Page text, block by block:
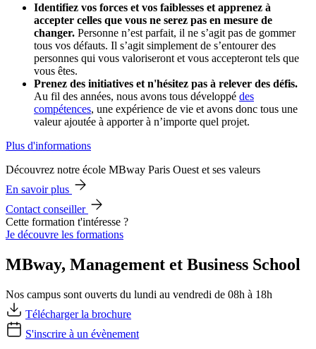
Identifiez vos forces et vos faiblesses et apprenez à
accepter celles que vous ne serez pas en mesure de
changer. Personne n’est parfait, il ne s’agit pas de gommer
tous vos défauts. Il s’agit simplement de s’entourer des
personnes qui vous valoriseront et vous accepteront tels que
vous êtes.
Prenez des initiatives et n'hésitez pas à relever des défis.
Au fil des années, nous avons tous développé des
compétences, une expérience de vie et avons donc tous une
valeur ajoutée à apporter à n’importe quel projet.
Plus d'informations
Découvrez notre école MBway Paris Ouest et ses valeurs
En savoir plus
Contact conseiller
Cette formation t'intéresse ?
Je découvre les formations
MBway, Management et Business School
Nos campus sont ouverts du lundi au vendredi de 08h à 18h
Télécharger la brochure
S'inscrire à un évènement